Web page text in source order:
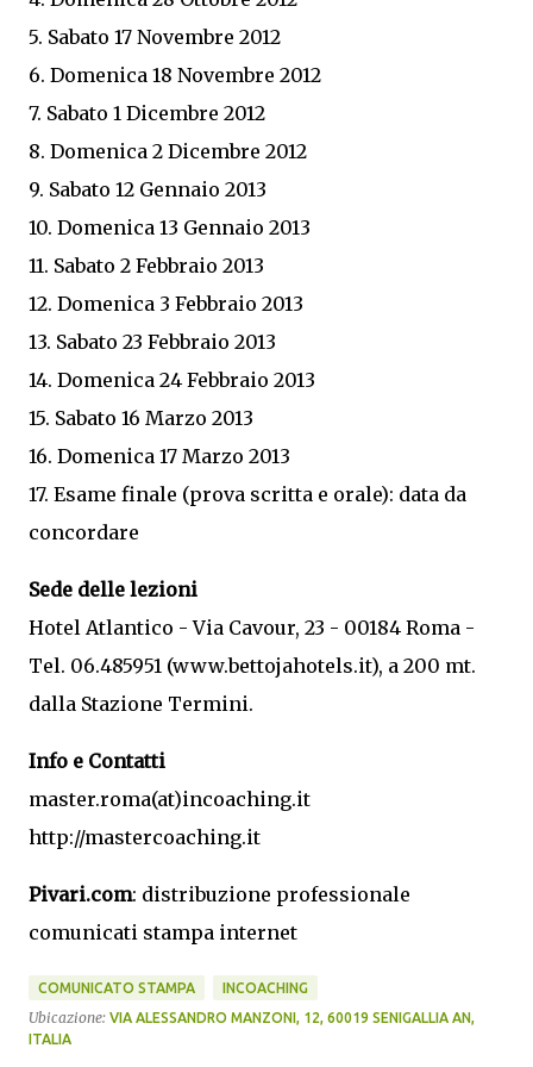
5. Sabato 17 Novembre 2012
6. Domenica 18 Novembre 2012
7. Sabato 1 Dicembre 2012
8. Domenica 2 Dicembre 2012
9. Sabato 12 Gennaio 2013
10. Domenica 13 Gennaio 2013
11. Sabato 2 Febbraio 2013
12. Domenica 3 Febbraio 2013
13. Sabato 23 Febbraio 2013
14. Domenica 24 Febbraio 2013
15. Sabato 16 Marzo 2013
16. Domenica 17 Marzo 2013
17. Esame finale (prova scritta e orale): data da
concordare
Sede delle lezioni
Hotel Atlantico - Via Cavour, 23 - 00184 Roma -
Tel. 06.485951 (www.bettojahotels.it), a 200 mt.
dalla Stazione Termini.
Info e Contatti
master.roma(at)incoaching.it
http://mastercoaching.it
Pivari.com: distribuzione professionale
comunicati stampa internet
COMUNICATO STAMPA INCOACHING
Ubicazione: VIA ALESSANDRO MANZONI, 12, 60019 SENIGALLIA AN,
ITALIA